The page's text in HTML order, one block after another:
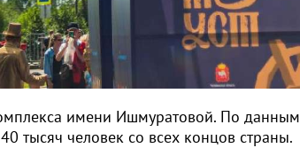
имени Ишмуратовой. По данным
тысяч человек со всех концов страны.